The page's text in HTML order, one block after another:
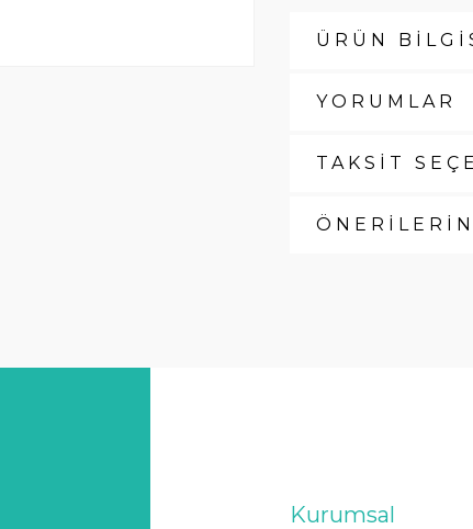
ÜRÜN
YORUMLAR
TAKSİT
Kurumsal